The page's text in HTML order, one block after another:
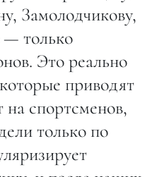
Замолодчикову,
только
Это реально
приводят
на спортсменов,
только по